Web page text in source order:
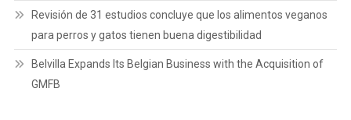
Revisión de 31 estudios concluye que los alimentos veganos
para perros y gatos tienen buena digestibilidad
Belvilla Expands Its Belgian Business with the Acquisition of
GMFB